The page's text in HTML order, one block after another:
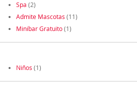
Spa (2)
Admite Mascotas (11)
Minibar Gratuito(1)
Niños (1)